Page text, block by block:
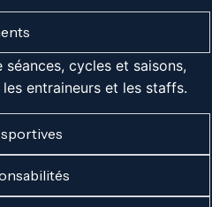
cycles et saisons,
entraineurs et les staffs.